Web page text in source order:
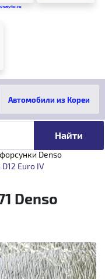
Автомобили из Кореи
аппаратура
Denso
Euro IV
Denso